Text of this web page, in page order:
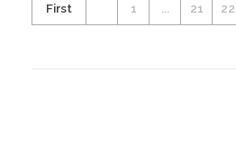
First 1 ... 21 22